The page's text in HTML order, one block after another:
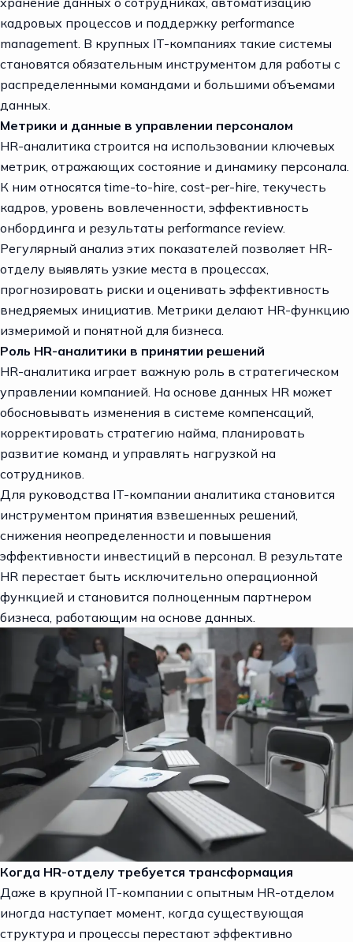
кадровых процессов и поддержку performance
management. В крупных IT-компаниях такие системы
становятся обязательным инструментом для работы с
распределенными командами и большими объемами
данных.
Метрики и данные в управлении персоналом
HR-аналитика строится на использовании ключевых
метрик, отражающих состояние и динамику персонала.
К ним относятся time-to-hire, cost-per-hire, текучесть
кадров, уровень вовлеченности, эффективность
онбординга и результаты performance review.
Регулярный анализ этих показателей позволяет HR-
отделу выявлять узкие места в процессах,
прогнозировать риски и оценивать эффективность
внедряемых инициатив. Метрики делают HR-функцию
измеримой и понятной для бизнеса.
Роль HR-аналитики в принятии решений
HR-аналитика играет важную роль в стратегическом
управлении компанией. На основе данных HR может
обосновывать изменения в системе компенсаций,
корректировать стратегию найма, планировать
развитие команд и управлять нагрузкой на
сотрудников.
Для руководства IT-компании аналитика становится
инструментом принятия взвешенных решений,
снижения неопределенности и повышения
эффективности инвестиций в персонал. В результате
HR перестает быть исключительно операционной
функцией и становится полноценным партнером
бизнеса, работающим на основе данных.
Когда HR-отделу требуется трансформация
Даже в крупной IT-компании с опытным HR-отделом
иногда наступает момент, когда существующая
структура и процессы перестают эффективно